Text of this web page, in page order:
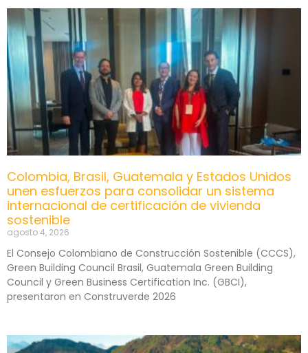
Colombia, Brasil, Guatemala y Estados Unidos
unen esfuerzos para consolidar un sistema
internacional de certificación de vivienda
sostenible
agosto 4, 2026
El Consejo Colombiano de Construcción Sostenible (CCCS),
Green Building Council Brasil, Guatemala Green Building
Council y Green Business Certification Inc. (GBCI),
presentaron en Construverde 2026